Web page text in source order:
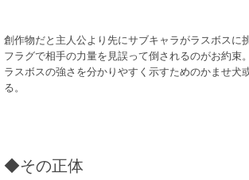
創作物だと主人公より先にサブキャラがラスボスに
フラグで相手の力量を見誤って倒されるのがお約束。
ラスボスの強さを分かりやすく示すためのかませ犬
る。
◆その正体